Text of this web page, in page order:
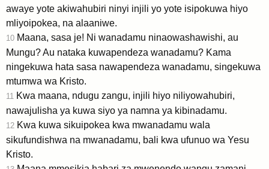
awaye yote akiwahubiri ninyi injili yo yote isipokuwa hiyo
mliyoipokea, na alaaniwe.
10 Maana, sasa je! Ni wanadamu ninaowashawishi, au
Mungu? Au nataka kuwapendeza wanadamu? Kama
ningekuwa hata sasa nawapendeza wanadamu, singekuwa
mtumwa wa Kristo.
11 Kwa maana, ndugu zangu, injili hiyo niliyowahubiri,
nawajulisha ya kuwa siyo ya namna ya kibinadamu.
12 Kwa kuwa sikuipokea kwa mwanadamu wala
sikufundishwa na mwanadamu, bali kwa ufunuo wa Yesu
Kristo.